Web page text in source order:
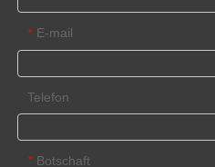
* E-mail
Telefon
* Botschaft